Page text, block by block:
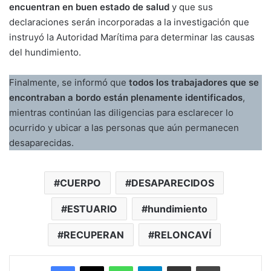
encuentran en buen estado de salud y que sus
declaraciones serán incorporadas a la investigación que
instruyó la Autoridad Marítima para determinar las causas
del hundimiento.
Finalmente, se informó que todos los trabajadores que se
encontraban a bordo están plenamente identificados,
mientras continúan las diligencias para esclarecer lo
ocurrido y ubicar a las personas que aún permanecen
desaparecidas.
CUERPO DESAPARECIDOS
ESTUARIO hundimiento
RECUPERAN RELONCAVÍ
Facebook
X WhatsAppTelegramEnviar vía email Imprimir